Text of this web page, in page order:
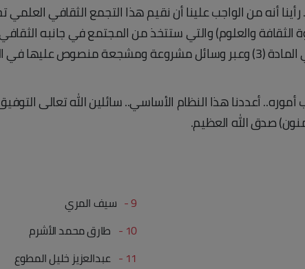
أنه من الواجب علينا أن نقيم هذا التجمع الثقافي العلمي
والعلوم) والتي ستتخذ من المجتمع في جانبه
في المادة (4).
أموره.. أعددنا هذا النظام الأساسي.. سائلين الله تعالى
صدق الله العظيم.
9 -
سيف المري
10 -
طارق محمد الأشرم
11 -
عبدالعزيز خليل المطوع